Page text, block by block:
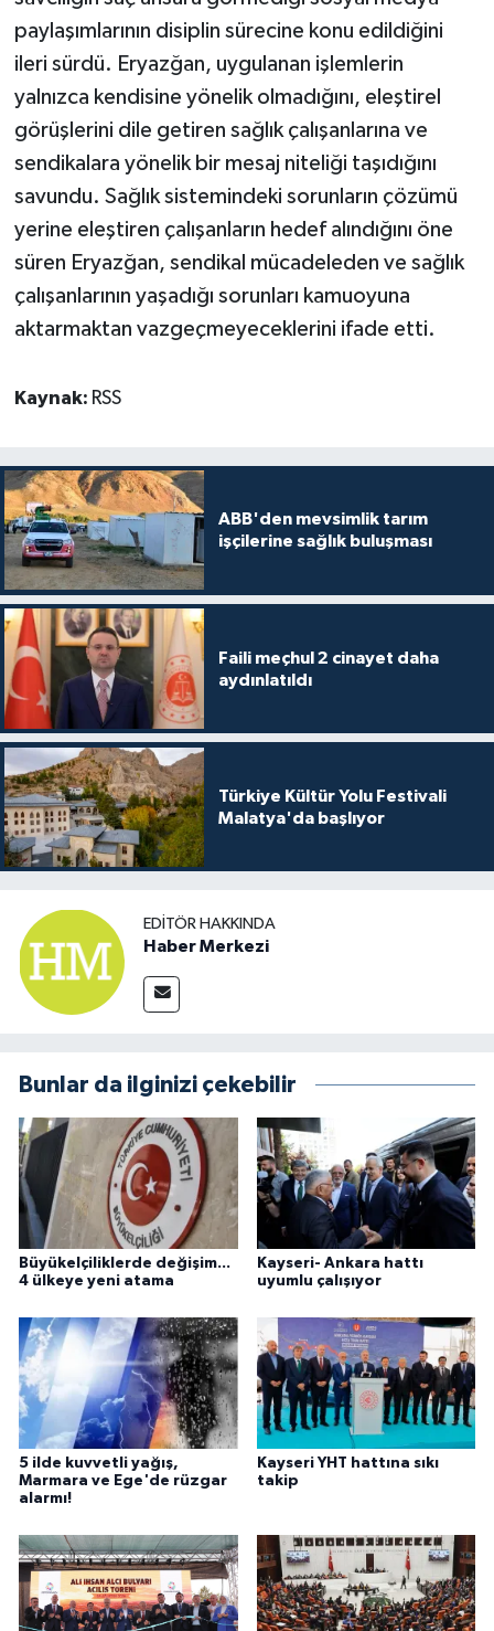
paylaşımlarının disiplin sürecine konu edildiğini
ileri sürdü. Eryazğan, uygulanan işlemlerin
yalnızca kendisine yönelik olmadığını, eleştirel
görüşlerini dile getiren sağlık çalışanlarına ve
sendikalara yönelik bir mesaj niteliği taşıdığını
savundu. Sağlık sistemindeki sorunların çözümü
yerine eleştiren çalışanların hedef alındığını öne
süren Eryazğan, sendikal mücadeleden ve sağlık
çalışanlarının yaşadığı sorunları kamuoyuna
aktarmaktan vazgeçmeyeceklerini ifade etti.
Kaynak: RSS
ABB'den mevsimlik tarım
işçilerine sağlık buluşması
Faili meçhul 2 cinayet daha
aydınlatıldı
Türkiye Kültür Yolu Festivali
Malatya'da başlıyor
EDITÖR HAKKINDA
Haber Merkezi
Bunlar da ilginizi çekebilir
Büyükelçiliklerde değişim...
4 ülkeye yeni atama
Kayseri- Ankara hattı
uyumlu çalışıyor
5 ilde kuvvetli yağış,
Marmara ve Ege'de rüzgar
alarmı!
Kayseri YHT hattına sıkı
takip